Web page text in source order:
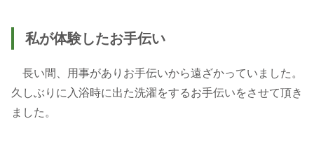
私が体験したお手伝い
長い間、用事がありお手伝いから遠ざかっていました。
久しぶりに入浴時に出た洗濯をするお手伝いをさせて頂き
ました。